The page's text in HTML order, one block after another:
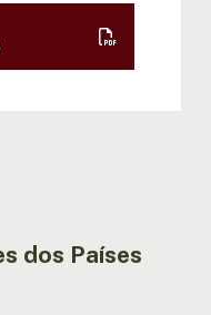
|
dos Países